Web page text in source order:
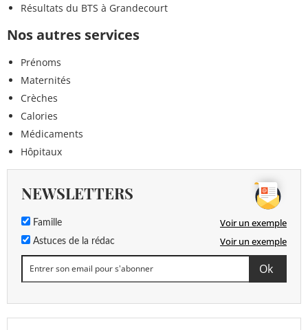
Résultats du BTS à Grandecourt
Nos autres services
Prénoms
Maternités
Crèches
Calories
Médicaments
Hôpitaux
NEWSLETTERS
Famille Voir un exemple
Astuces de la rédac Voir un exemple